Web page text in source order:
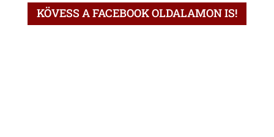
KÖVESS A FACEBOOK OLDALAMON IS!